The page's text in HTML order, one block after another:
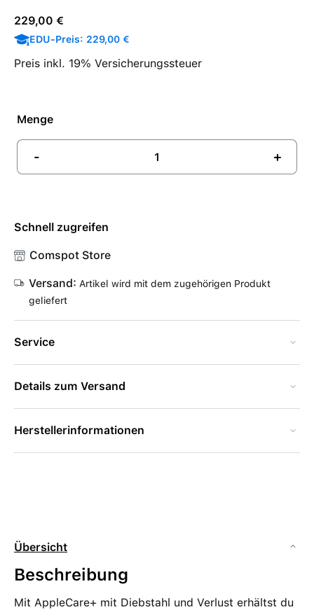
Regulärer Preis:
229,00 €
EDU-Preis: 229,00 €
Preis inkl. 19% Versicherungssteuer
Menge
- +
Schnell zugreifen
Comspot Store
Versand:Artikel wird mit dem zugehörigen Produkt
geliefert
Service
Details zum Versand
Herstellerinformationen
Übersicht
Beschreibung
Mit AppleCare+ mit Diebstahl und Verlust erhältst du